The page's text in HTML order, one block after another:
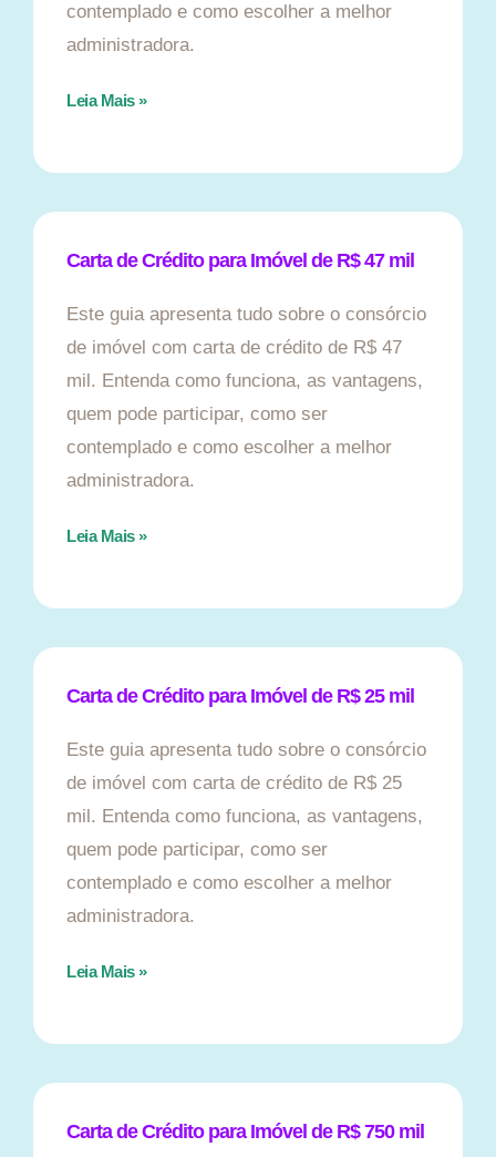
contemplado e como escolher a melhor
administradora.
Leia Mais »
Carta de Crédito para Imóvel de R$ 47 mil
Este guia apresenta tudo sobre o consórcio
de imóvel com carta de crédito de R$ 47
mil. Entenda como funciona, as vantagens,
quem pode participar, como ser
contemplado e como escolher a melhor
administradora.
Leia Mais »
Carta de Crédito para Imóvel de R$ 25 mil
Este guia apresenta tudo sobre o consórcio
de imóvel com carta de crédito de R$ 25
mil. Entenda como funciona, as vantagens,
quem pode participar, como ser
contemplado e como escolher a melhor
administradora.
Leia Mais »
Carta de Crédito para Imóvel de R$ 750 mil